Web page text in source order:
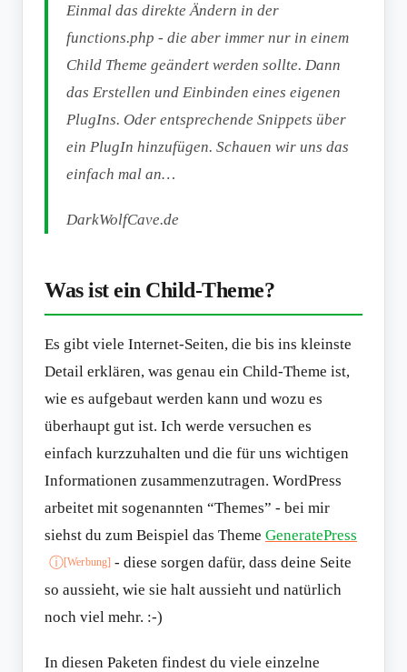
Einmal das direkte Ändern in der
functions.php - die aber immer nur in einem
Child Theme geändert werden sollte. Dann
das Erstellen und Einbinden eines eigenen
PlugIns. Oder entsprechende Snippets über
ein PlugIn hinzufügen. Schauen wir uns das
einfach mal an…
DarkWolfCave.de
Was ist ein Child-Theme?
Es gibt viele Internet-Seiten, die bis ins kleinste
Detail erklären, was genau ein Child-Theme ist,
wie es aufgebaut werden kann und wozu es
überhaupt gut ist. Ich werde versuchen es
einfach kurzzuhalten und die für uns wichtigen
Informationen zusammenzutragen. WordPress
arbeitet mit sogenannten “Themes” - bei mir
siehst du zum Beispiel das Theme GeneratePress
ⓘ[Werbung] - diese sorgen dafür, dass deine Seite
so aussieht, wie sie halt aussieht und natürlich
noch viel mehr. :-)
In diesen Paketen findest du viele einzelne